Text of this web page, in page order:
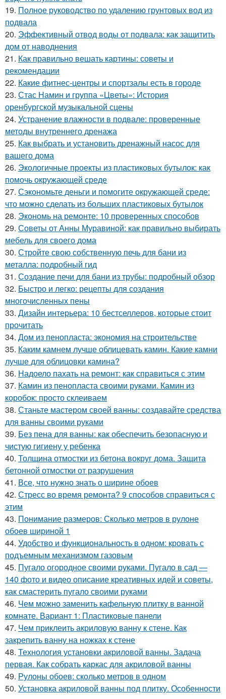
19. Полное руководство по удалению грунтовых вод из
подвала
20. Эффективный отвод воды от подвала: как защитить
дом от наводнения
21. Как правильно вешать картины: советы и
рекомендации
22. Какие фитнес-центры и спортзалы есть в городе
23. Стас Намин и группа «Цветы»: История
оренбургской музыкальной сцены
24. Устранение влажности в подвале: проверенные
методы внутреннего дренажа
25. Как выбрать и установить дренажный насос для
вашего дома
26. Экологичные проекты из пластиковых бутылок: как
помочь окружающей среде
27. Сэкономьте деньги и помогите окружающей среде:
что можно сделать из больших пластиковых бутылок
28. Экономь на ремонте: 10 проверенных способов
29. Советы от Анны Муравиной: как правильно выбирать
мебель для своего дома
30. Стройте свою собственную печь для бани из
металла: подробный гид
31. Создание печи для бани из трубы: подробный обзор
32. Быстро и легко: рецепты для создания
многочисленных пены
33. Дизайн интерьера: 10 бестселлеров, которые стоит
прочитать
34. Дом из пенопласта: экономия на строительстве
35. Каким камнем лучше облицевать камин. Какие камни
лучше для облицовки камина?
36. Надоело пахать на ремонт: как справиться с этим
37. Камин из пенопласта своими руками. Камин из
коробок: просто склеиваем
38. Станьте мастером своей ванны: создавайте средства
для ванны своими руками
39. Без пена для ванны: как обеспечить безопасную и
чистую гигиену у ребенка
40. Толщина отмостки из бетона вокруг дома. Защита
бетонной отмостки от разрушения
41. Все, что нужно знать о ширине обоев
42. Стресс во время ремонта? 9 способов справиться с
этим
43. Понимание размеров: Сколько метров в рулоне
обоев шириной 1
44. Удобство и функциональность в одном: кровать с
подъемным механизмом газовым
45. Пугало огородное своими руками. Пугало в сад —
140 фото и видео описание креативных идей и советы,
как смастерить пугало своими руками
46. Чем можно заменить кафельную плитку в ванной
комнате. Вариант 1: Пластиковые панели
47. Чем приклеить акриловую ванну к стене. Как
закрепить ванну на ножках к стене
48. Технология установки акриловой ванны. Задача
первая. Как собрать каркас для акриловой ванны
49. Рулоны обоев: сколько метров в одном
50. Установка акриловой ванны под плитку. Особенности